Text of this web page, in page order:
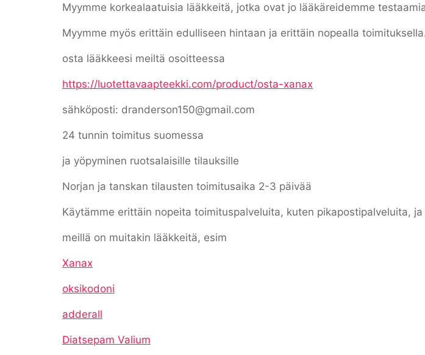
Myymme korkealaatuisia lääkkeitä, jotka ovat jo lääkäreidemme
Myymme myös erittäin edulliseen hintaan ja erittäin nopealla
osta lääkkeesi meiltä osoitteessa
https://luotettavaapteekki.com/product/osta-xanax
sähköposti: dranderson150@gmail.com
24 tunnin toimitus suomessa
ja yöpyminen ruotsalaisille tilauksille
Norjan ja tanskan tilausten toimitusaika 2-3 päivää
Käytämme erittäin nopeita toimituspalveluita, kuten pikapostipalveluita,
meillä on muitakin lääkkeitä, esim
Xanax
oksikodoni
adderall
Diatsepam Valium